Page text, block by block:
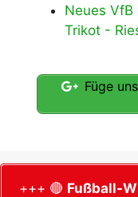
Neues
Trikot -
Füge
+++ 🔴 Fußball-